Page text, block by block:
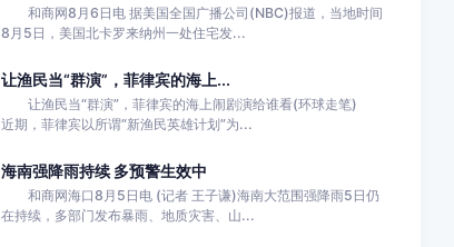
和商网8月6日电 据美国全国广播公司(NBC)报道，当地时间
8月5日，美国北卡罗来纳州一处住宅发...
让渔民当“群演”，菲律宾的海上...
让渔民当“群演”，菲律宾的海上闹剧演给谁看(环球走笔)
近期，菲律宾以所谓“新渔民英雄计划”为...
海南强降雨持续 多预警生效中
和商网海口8月5日电 (记者 王子谦)海南大范围强降雨5日仍
在持续，多部门发布暴雨、地质灾害、山...